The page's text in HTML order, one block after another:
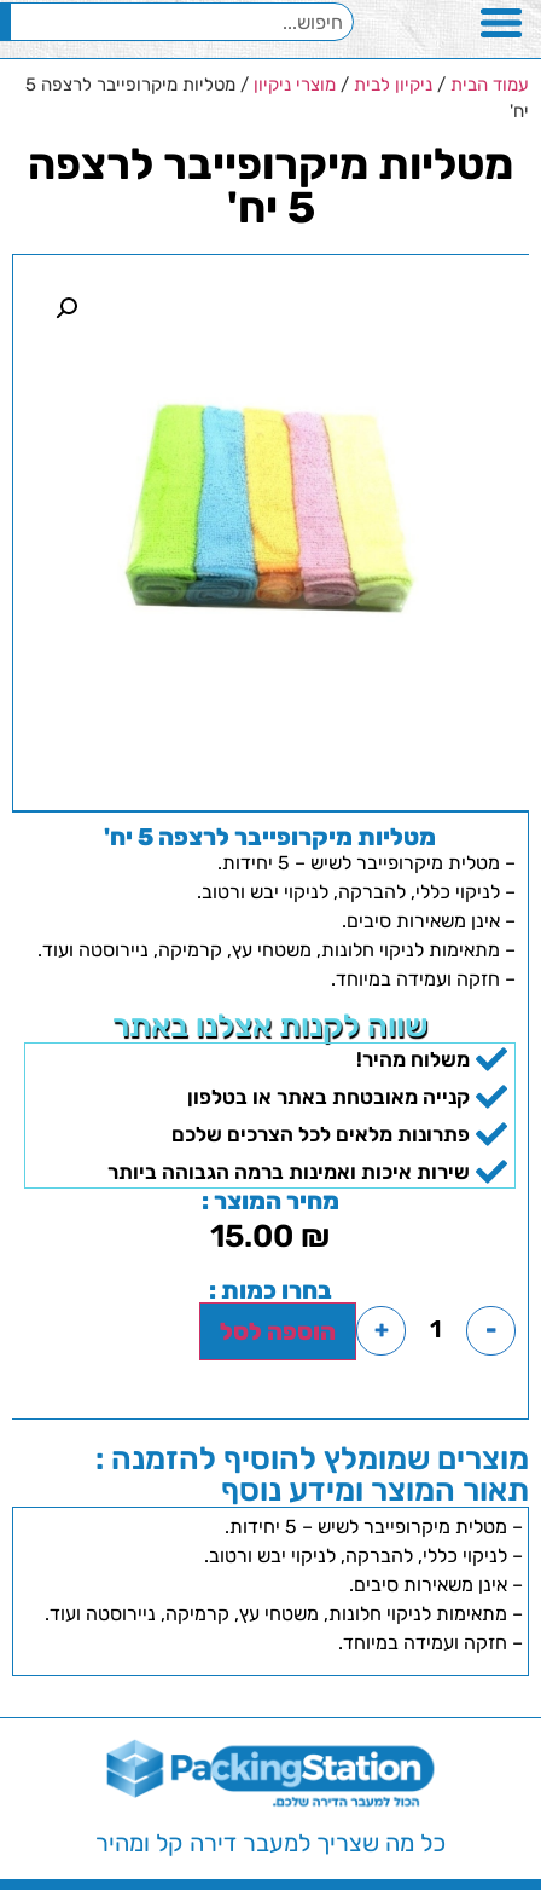
עמוד הבית / ניקיון לבית / מוצרי ניקיון
/ מטליות מיקרופייבר לרצפה 5
יח'
מטליות מיקרופייבר לרצפה
5 יח'
מטליות מיקרופייבר לרצפה 5 יח'
– מטלית מיקרופייבר לשיש – 5 יחידות.
– לניקוי כללי, להברקה, לניקוי יבש ורטוב.
– אינן משאירות סיבים.
– מתאימות לניקוי חלונות, משטחי עץ, קרמיקה, ניירוסטה ועוד.
– חזקה ועמידה במיוחד.
שווה לקנות אצלנו באתר
משלוח מהיר!
קנייה מאובטחת באתר או בטלפון
פתרונות מלאים לכל הצרכים שלכם
שירות איכות ואמינות ברמה הגבוהה ביותר
מחיר המוצר :
15.00 ₪
בחרו כמות :
-
+ הוספה לסל
מוצרים שמומלץ להוסיף להזמנה :
תאור המוצר ומידע נוסף
– מטלית מיקרופייבר לשיש – 5 יחידות.
– לניקוי כללי, להברקה, לניקוי יבש ורטוב.
– אינן משאירות סיבים.
– מתאימות לניקוי חלונות, משטחי עץ, קרמיקה, ניירוסטה ועוד.
– חזקה ועמידה במיוחד.
כל מה שצריך למעבר דירה קל ומהיר